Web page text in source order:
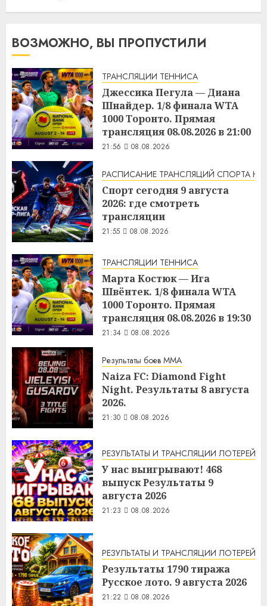
ВОЗМОЖНО, ВЫ ПРОПУСТИЛИ
ТРАНСЛЯЦИИ ТЕННИСА
Джессика Пегула — Диана
Шнайдер. 1/8 финала WTA
1000 Торонто. Прямая
трансляция 08.08.2026 в 21:00
21:56 08.08.2026
РАСПИСАНИЕ ТРАНСЛЯЦИЙ СПОРТА НА
Спорт сегодня 9 августа
2026: где смотреть
трансляции
21:55 08.08.2026
ТРАНСЛЯЦИИ ТЕННИСА
Марта Костюк — Ига
Швёнтек. 1/8 финала WTA
1000 Торонто. Прямая
трансляция 08.08.2026 в 19:30
21:34 08.08.2026
Результаты боев MMA
Naiza FC: Diamond Fight
Night. Результаты 8 августа
2026.
21:30 08.08.2026
РЕЗУЛЬТАТЫ И ТРАНСЛЯЦИИ ЛОТЕРЕЙ
У нас выигрывают! 468
выпуск Результаты 9
августа 2026
21:23 08.08.2026
РЕЗУЛЬТАТЫ И ТРАНСЛЯЦИИ ЛОТЕРЕЙ
Результаты 1790 тиража
Русское лото. 9 августа 2026
21:22 08.08.2026